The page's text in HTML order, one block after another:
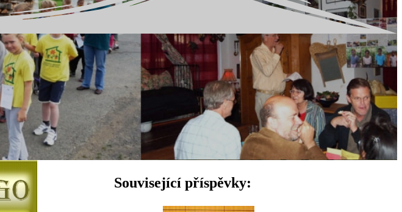
Související příspěvky: